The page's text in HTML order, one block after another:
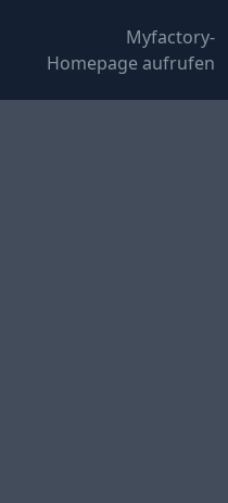
Myfactory-
Homepage aufrufen